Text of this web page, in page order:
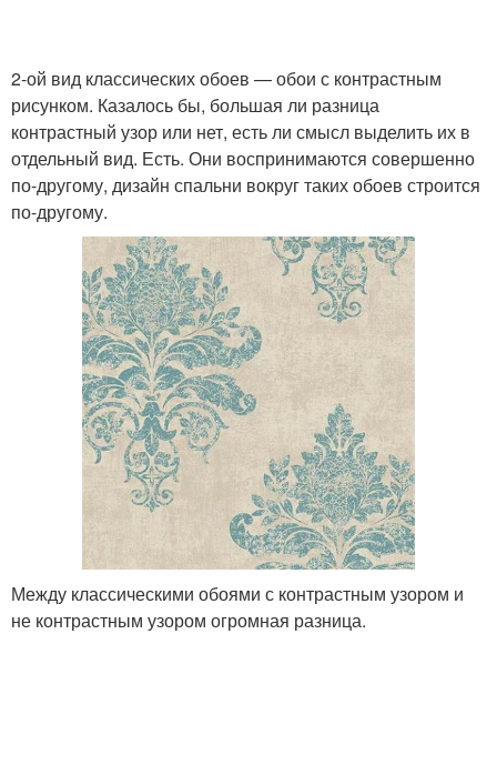
2-ой вид классических обоев — обои с контрастным
рисунком. Казалось бы, большая ли разница
контрастный узор или нет, есть ли смысл выделить их в
отдельный вид. Есть. Они воспринимаются совершенно
по-другому, дизайн спальни вокруг таких обоев строится
по-другому.
Между классическими обоями с контрастным узором и
не контрастным узором огромная разница.